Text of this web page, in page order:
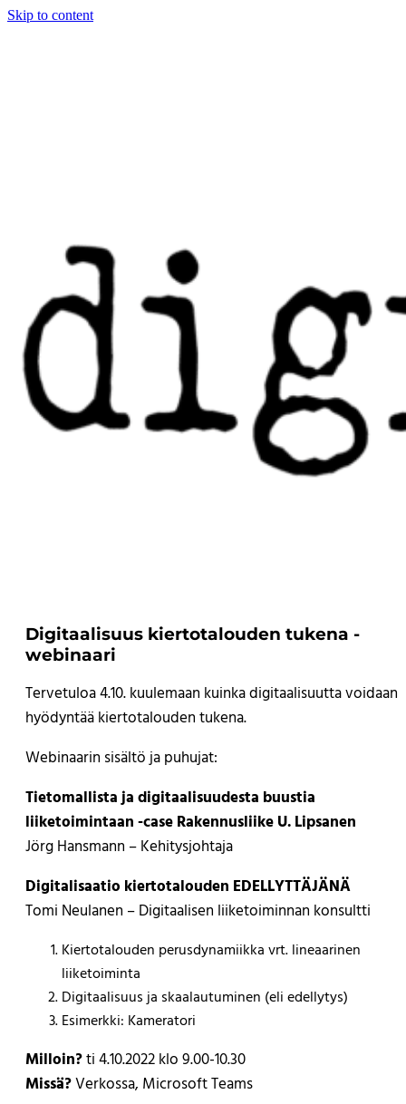
Skip to content
Digitaalisuus kiertotalouden tukena -
webinaari
Tervetuloa 4.10. kuulemaan kuinka digitaalisuutta voidaan
hyödyntää kiertotalouden tukena.
Webinaarin sisältö ja puhujat:
Tietomallista ja digitaalisuudesta buustia
liiketoimintaan -case Rakennusliike U. Lipsanen
Jörg Hansmann – Kehitysjohtaja
Digitalisaatio kiertotalouden EDELLYTTÄJÄNÄ
Tomi Neulanen – Digitaalisen liiketoiminnan konsultti
Kiertotalouden perusdynamiikka vrt. lineaarinen
liiketoiminta
Digitaalisuus ja skaalautuminen (eli edellytys)
Esimerkki: Kameratori
Milloin?ti 4.10.2022 klo 9.00-10.30
Missä?Verkossa, Microsoft Teams